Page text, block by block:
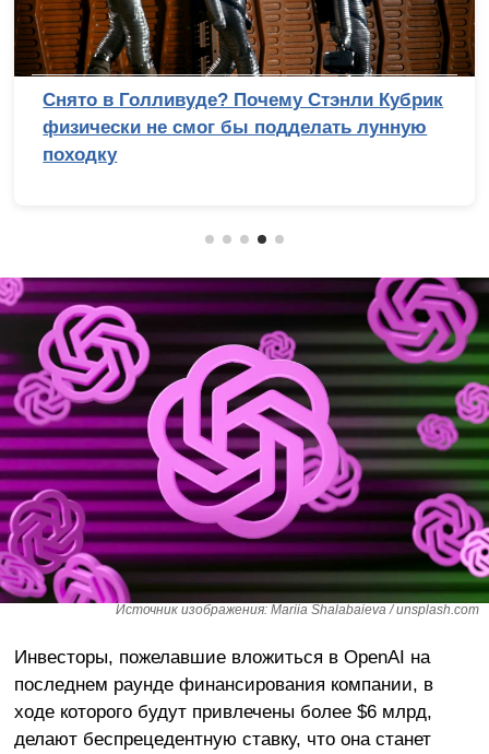
Лучший процессор под DDR4 в 2026 году:
AM4 против LGA 1700
Источник изображения: Mariia Shalabaieva / unsplash.com
Инвесторы, пожелавшие вложиться в OpenAI на
последнем раунде финансирования компании, в
ходе которого будут привлечены более $6 млрд,
делают беспрецедентную ставку, что она станет